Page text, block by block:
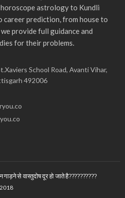
astrology to Kundli
prediction, from house to
provide full guidance and
for their problems.
School Road, Avanti Vihar,
492006
गाड़ने से वास्तुदोष दूर हो जाते है??????????